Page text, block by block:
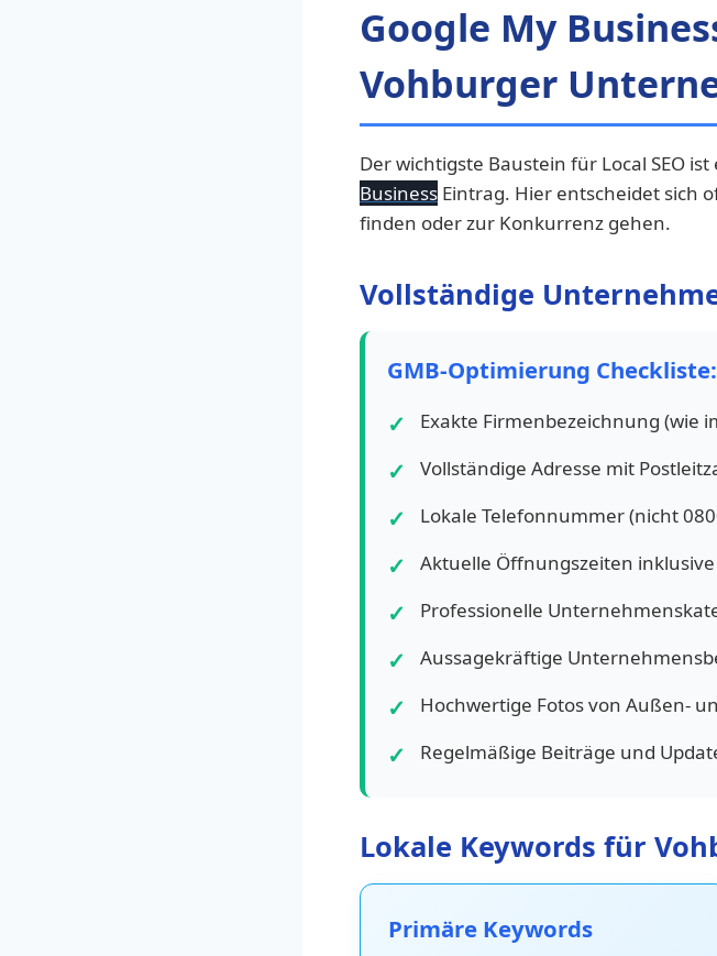
Google My
Vohburger
Der wichtigste Baustein für Local SEO
Business Eintrag. Hier entscheidet sich
finden oder zur Konkurrenz gehen.
Vollständige
GMB-Optimierung Checkliste:
Exakte Firmenbezeichnung (wie
Vollständige Adresse mit
Lokale Telefonnummer (nicht
Aktuelle Öffnungszeiten
Professionelle
Aussagekräftige
Hochwertige Fotos von Außen-
Regelmäßige Beiträge und
Lokale Keywords für
Primäre Keywords